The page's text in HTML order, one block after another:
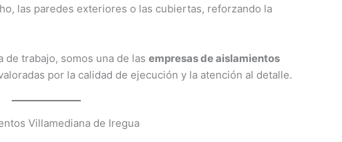
las paredes exteriores o las cubiertas, reforzando la
de trabajo, somos una de las empresas de aislamientos
por la calidad de ejecución y la atención al detalle.